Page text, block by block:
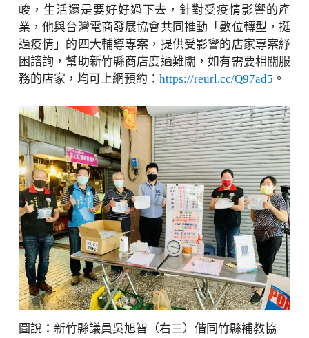
峻，生活還是要好好過下去，針對受疫情影響的產
業，他與台灣電商發展協會共同推動「數位轉型，挺
過疫情」的四大輔導專案，提供受影響的店家專案紓
困諮詢，幫助新竹縣商店度過難關，如有需要相關服
務的店家，均可上網預約： https://reurl.cc/Q97ad5 。
圖說：新竹縣議員吳旭智（右三）偕同竹縣補教協